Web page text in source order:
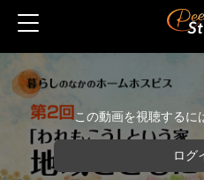
この動画を視聴するに
ログ